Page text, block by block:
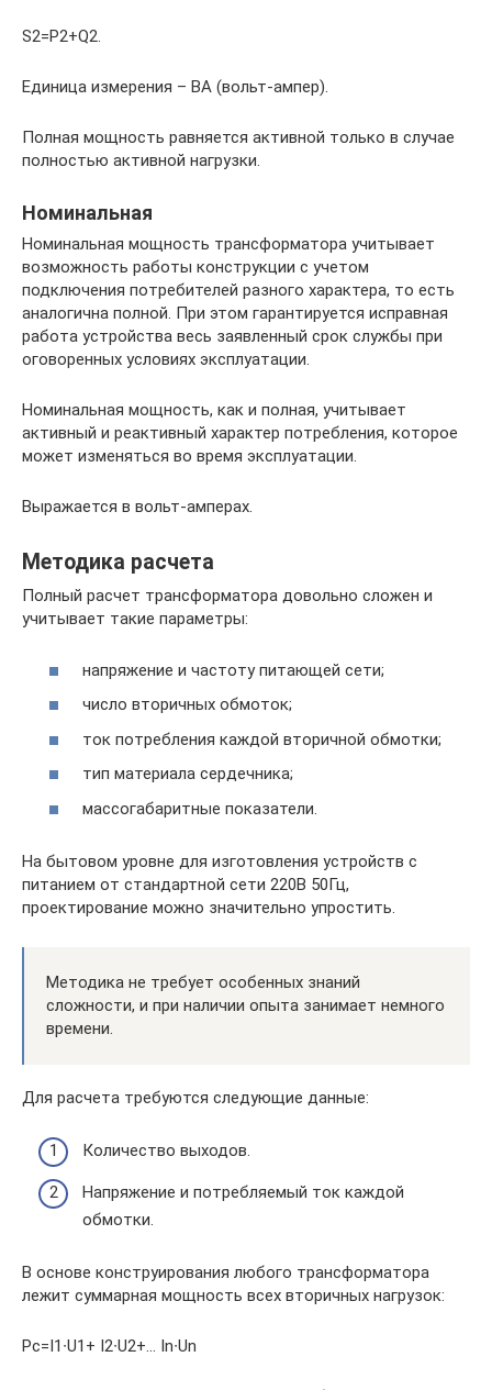
S2=P2+Q2.
Единица измерения – ВА (вольт-ампер).
Полная мощность равняется активной только в случае
полностью активной нагрузки.
Номинальная
Номинальная мощность трансформатора учитывает
возможность работы конструкции с учетом
подключения потребителей разного характера, то есть
аналогична полной. При этом гарантируется исправная
работа устройства весь заявленный срок службы при
оговоренных условиях эксплуатации.
Номинальная мощность, как и полная, учитывает
активный и реактивный характер потребления, которое
может изменяться во время эксплуатации.
Выражается в вольт-амперах.
Методика расчета
Полный расчет трансформатора довольно сложен и
учитывает такие параметры:
напряжение и частоту питающей сети;
число вторичных обмоток;
ток потребления каждой вторичной обмотки;
тип материала сердечника;
массогабаритные показатели.
На бытовом уровне для изготовления устройств с
питанием от стандартной сети 220В 50Гц,
проектирование можно значительно упростить.
Методика не требует особенных знаний
сложности, и при наличии опыта занимает немного
времени.
Для расчета требуются следующие данные:
Количество выходов.
Напряжение и потребляемый ток каждой
обмотки.
В основе конструирования любого трансформатора
лежит суммарная мощность всех вторичных нагрузок:
Pс=I1∙U1+ I2∙U2+… In∙Un